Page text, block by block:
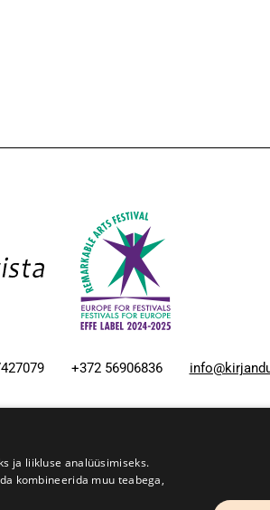
+372 56906836
ja liikluse analüüsimiseks.
kombineerida muu teabega,